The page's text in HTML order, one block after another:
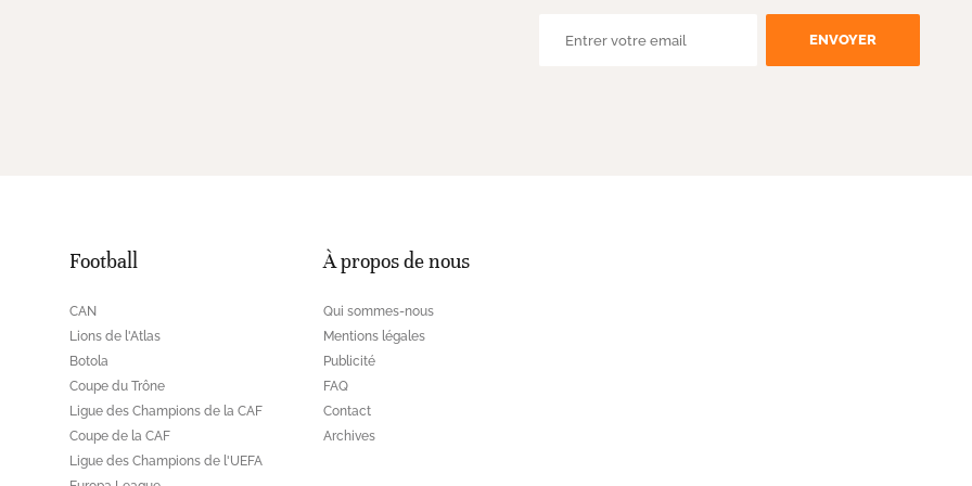
ENVOYER
Football
CAN
Lions de l'Atlas
Botola
Coupe du Trône
Ligue des Champions de la CAF
Coupe de la CAF
Ligue des Champions de l'UEFA
À propos de nous
Qui sommes-nous
Mentions légales
Publicité
FAQ
Contact
Archives